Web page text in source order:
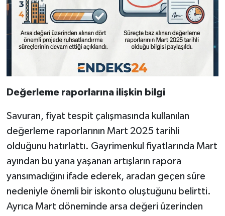
Değerleme raporlarına ilişkin bilgi
Savuran, fiyat tespit çalışmasında kullanılan
değerleme raporlarının Mart 2025 tarihli
olduğunu hatırlattı. Gayrimenkul fiyatlarında Mart
ayından bu yana yaşanan artışların rapora
yansımadığını ifade ederek, aradan geçen süre
nedeniyle önemli bir iskonto oluştuğunu belirtti.
Ayrıca Mart döneminde arsa değeri üzerinden